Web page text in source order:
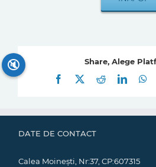
Share, Alege
Facebook
RedditLinkedIn
DATE DE CONTACT
Calea Moinești, Nr:37, CP:607315
🔇